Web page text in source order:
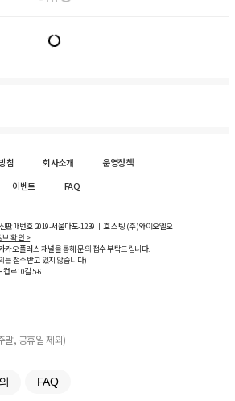
침 회사소개
운영정책
이벤트 FAQ
판매번호 2019-서울마포-1239 ㅣ 호스팅 (주)와이오엘오
보 확인 >
카오플러스 채널을 통해 문의 접수 부탁드립니다.
는 접수받고 있지 않습니다)
컵로10길5-6
말, 공휴일 제외)
FAQ